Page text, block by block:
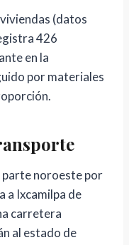
(datos
426
en la
por materiales
parte noroeste por
a Ixcamilpa de
carretera
al estado de